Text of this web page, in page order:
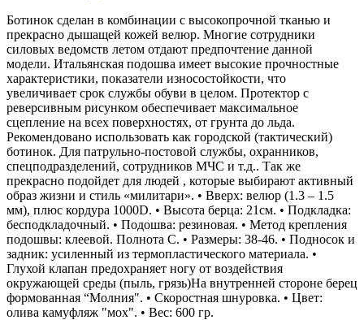
Ботинок сделан в комбинации с высокопрочной тканью и
прекрасно дышащей кожей велюр. Многие сотрудники
силовых ведомств летом отдают предпочтение данной
модели. Итальянская подошва имеет высокие прочностные
характеристики, показатели износостойкости, что
увеличивает срок службы обуви в целом. Протектор с
реверсивным рисунком обеспечивает максимальное
сцепление на всех поверхностях, от грунта до льда.
Рекомендовано использовать как городской (тактический)
ботинок. Для патрульно-постовой службы, охранников,
спецподразделений, сотрудников МЧС и т.д.. Так же
прекрасно подойдет для людей , которые выбирают активный
образ жизни и стиль «милитари». • Вверх: велюр (1.3 – 1.5
мм), плюс кордура 1000D. • Высота берца: 21см. • Подкладка:
бесподкладочный. • Подошва: резиновая. • Метод крепления
подошвы: клеевой. Полнота С. • Размеры: 38-46. • Подносок и
задник: усиленный из термопластического материала. •
Глухой клапан предохраняет ногу от воздействия
окружающей среды (пыль, грязь)На внутренней стороне берец
формованная “Молния". • Скоростная шнуровка. • Цвет:
олива камуфляж "мох". • Вес: 600 гр.